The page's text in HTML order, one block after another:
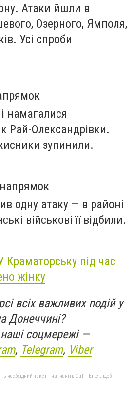
Атаки йшли в
Озерного, Ямполя,
Усі спроби
намагалися
Рай-Олександрівки.
зупинили.
одну атаку — в районі
військові її відбили.
Краматорську під час
жінку
всіх важливих подій у
Донеччині?
наші соцмережі —
, Telegram, Viber
необхідний текст і натисніть Ctrl + Enter, щоб